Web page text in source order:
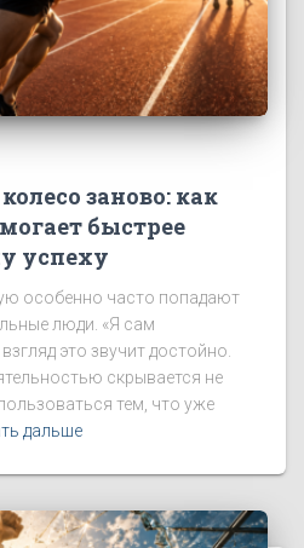
заново: как
быстрее
успеху
особенно часто попадают
люди. «Я сам
это звучит достойно.
скрывается не
тем, что уже
дальше